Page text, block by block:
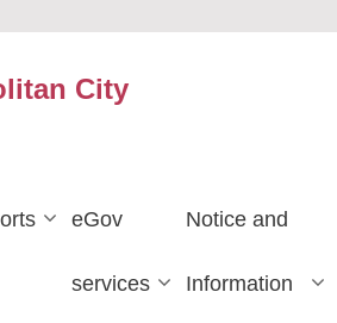
City
eGov
services
Notice and
Information